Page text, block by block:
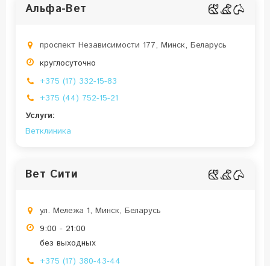
Альфа-Вет
проспект Независимости 177, Минск, Беларусь
круглосуточно
+375 (17) 332-15-83
+375 (44) 752-15-21
Услуги:
Ветклиника
Вет Сити
ул. Мележа 1, Минск, Беларусь
9:00 - 21:00
без выходных
+375 (17) 380-43-44